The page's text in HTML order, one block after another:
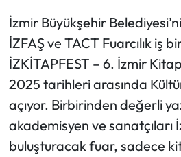
İzmir Büyükşehir
İZFAŞ ve TACT Fuarcılık iş
İZKİTAPFEST – 6. İzmir
2025 tarihleri arasında
açıyor. Birbirinden değerli
akademisyen ve sanatçıları
buluşturacak fuar, sadece